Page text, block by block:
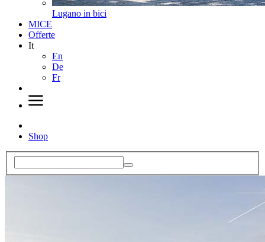
Lugano in bici
MICE
Offerte
It
En
De
Fr
Shop